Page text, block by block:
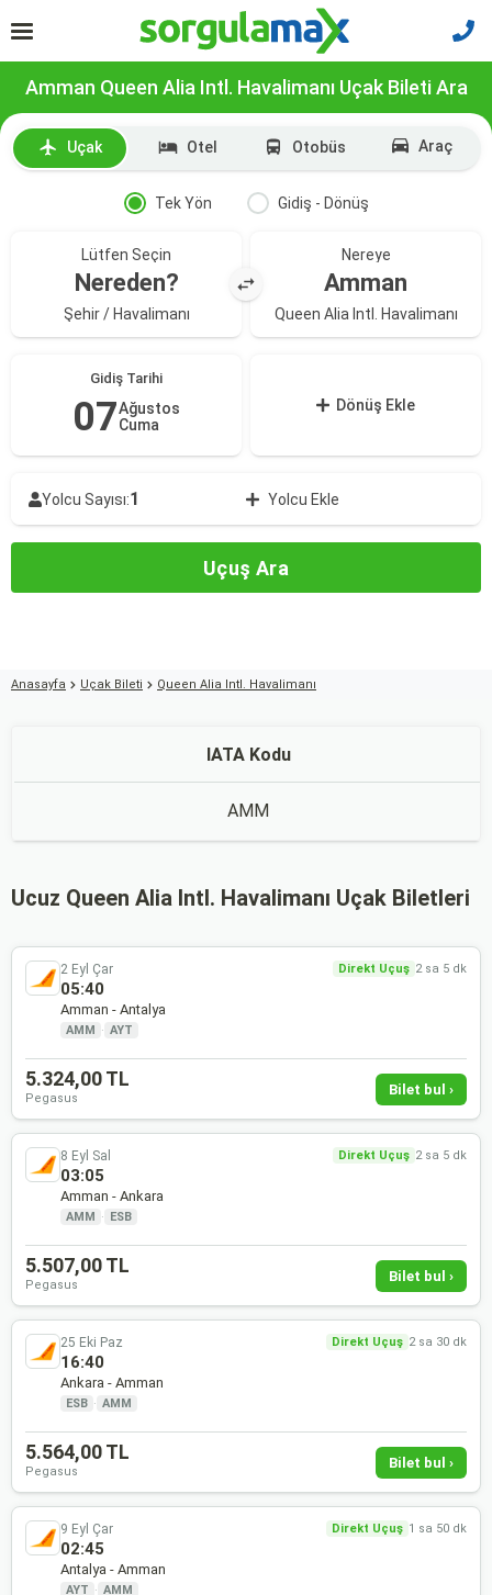
Amman Queen Alia Intl. Havalimanı Uçak Bileti Ara
Uçak Otel Otobüs Araç
Tek Yön Gidiş - Dönüş
Lütfen Seçin
Nereden?
Şehir / Havalimanı
Nereye
Amman
Queen Alia Intl. Havalimanı
Gidiş Tarihi
07Ağustos
Cuma
Dönüş Ekle
Yolcu Sayısı:1 Yolcu Ekle
Uçuş Ara
Anasayfa Uçak Bileti Queen Alia Intl. Havalimanı
IATA Kodu
AMM
Ucuz Queen Alia Intl. Havalimanı Uçak Biletleri
2 Eyl Çar Direkt Uçuş 2 sa 5 dk
05:40
Amman - Antalya
AMM · AYT
5.324,00 TL
Pegasus
Bilet bul ›
8 Eyl Sal Direkt Uçuş 2 sa 5 dk
03:05
Amman - Ankara
AMM · ESB
5.507,00 TL
Pegasus
Bilet bul ›
25 Eki Paz Direkt Uçuş 2 sa 30 dk
16:40
Ankara - Amman
ESB · AMM
5.564,00 TL
Pegasus
Bilet bul ›
9 Eyl Çar Direkt Uçuş 1 sa 50 dk
02:45
Antalya - Amman
AYT · AMM